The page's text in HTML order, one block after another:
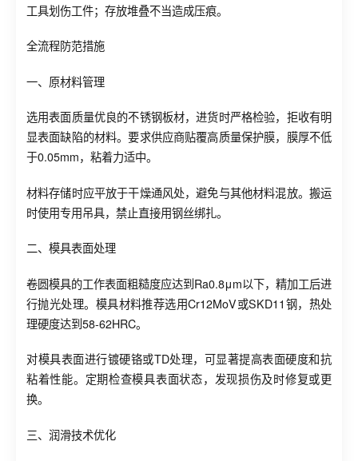
工具划伤工件；存放堆叠不当造成压痕。
全流程防范措施
一、原材料管理
选用表面质量优良的不锈钢板材，进货时严格检验，拒收有明
显表面缺陷的材料。要求供应商贴覆高质量保护膜，膜厚不低
于0.05mm，粘着力适中。
材料存储时应平放于干燥通风处，避免与其他材料混放。搬运
时使用专用吊具，禁止直接用钢丝绑扎。
二、模具表面处理
卷圆模具的工作表面粗糙度应达到Ra0.8μm以下，精加工后进
行抛光处理。模具材料推荐选用Cr12MoV或SKD11钢，热处
理硬度达到58-62HRC。
对模具表面进行镀硬铬或TD处理，可显著提高表面硬度和抗
粘着性能。定期检查模具表面状态，发现损伤及时修复或更
换。
三、润滑技术优化